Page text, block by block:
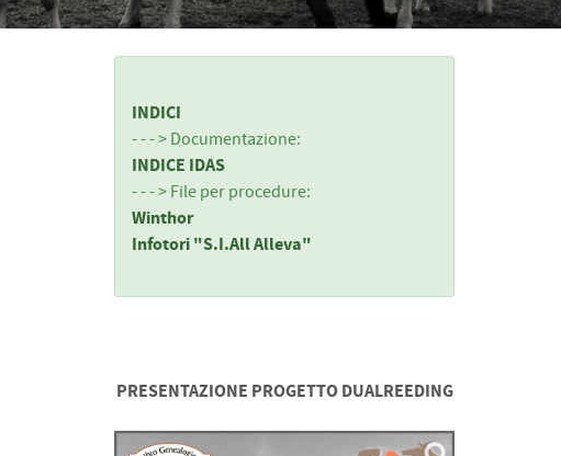
INDICI
- - - > Documentazione:
INDICE IDAS
- - - > File per procedure:
Winthor
Infotori "S.I.All Alleva"
PRESENTAZIONE PROGETTO DUALREEDING